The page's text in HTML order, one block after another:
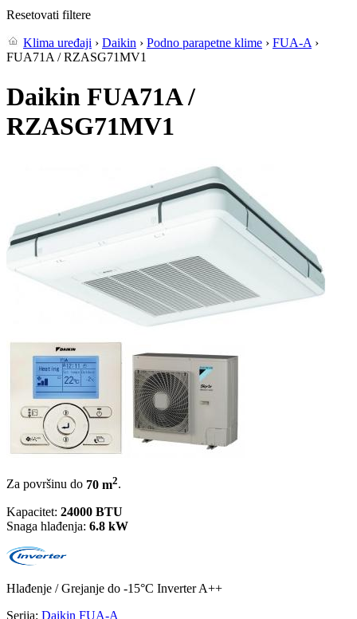
Resetovati filtere
Klima uređaji › Daikin › Podno parapetne klime › FUA-A ›
FUA71A / RZASG71MV1
Daikin FUA71A /
RZASG71MV1
Za površinu do 70 m2.
Kapacitet: 24000 BTU
Snaga hlađenja: 6.8 kW
Hlađenje / Grejanje do -15°C Inverter A++
Serija: Daikin FUA-A